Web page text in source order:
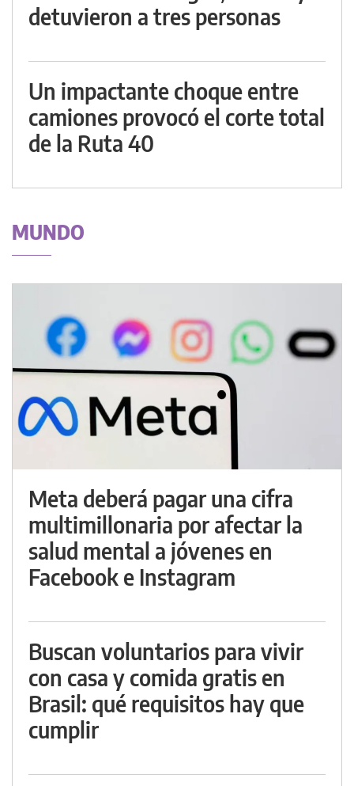
detuvieron a tres personas
Un impactante choque entre
camiones provocó el corte total
de la Ruta 40
MUNDO
Meta deberá pagar una cifra
multimillonaria por afectar la
salud mental a jóvenes en
Facebook e Instagram
Buscan voluntarios para vivir
con casa y comida gratis en
Brasil: qué requisitos hay que
cumplir